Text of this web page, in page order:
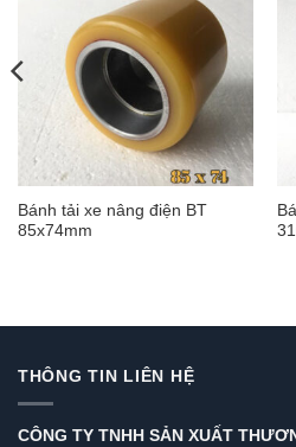
Bánh tải xe nâng điện BT
85x74mm
THÔNG TIN LIÊN HỆ
CÔNG TY TNHH SẢN XUẤT